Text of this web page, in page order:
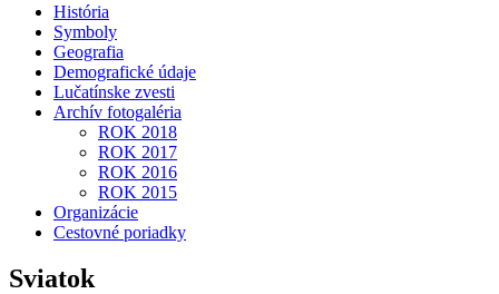
História
Symboly
Geografia
Demografické údaje
Lučatínske zvesti
Archív fotogaléria
ROK 2018
ROK 2017
ROK 2016
ROK 2015
Organizácie
Cestovné poriadky
Sviatok